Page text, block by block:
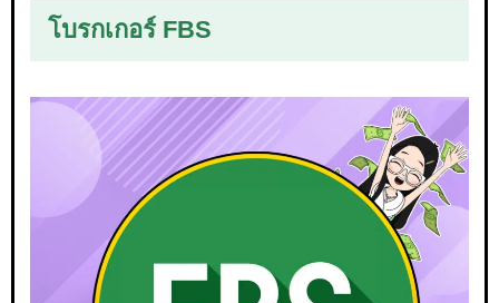
โบรกเกอร์ FBS